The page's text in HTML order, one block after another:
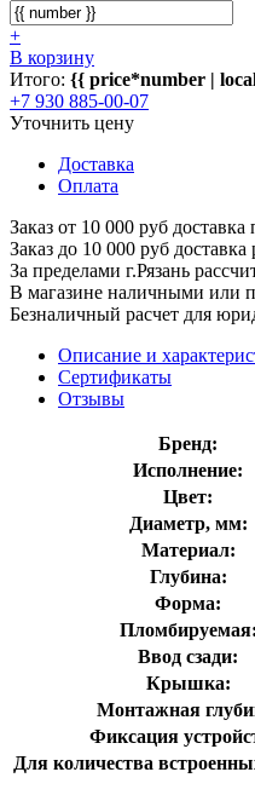
+
В корзину
Итого: {{ price*number |
+7 930 885-00-07
Уточнить цену
Доставка
Оплата
Заказ от 10 000 руб
Заказ до 10 000 руб
За пределами г.Рязань
В магазине наличными или
Безналичный расчет для
Описание и
Сертификаты
Отзывы
Бренд:
Исполнение:
Цвет:
Диаметр, мм:
Материал:
Глубина:
Форма:
Пломбируемая:
Ввод сзади:
Крышка:
Монтажная
Фиксация
Для количества